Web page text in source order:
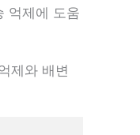
억제에 도움
제와 배변